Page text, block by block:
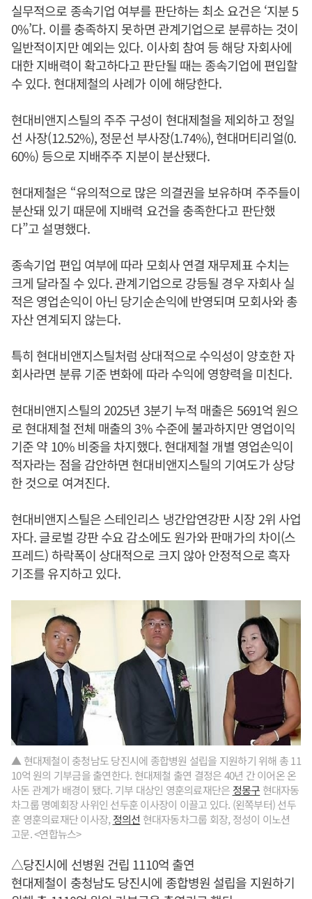
실무적으로 종속기업 여부를 판단하는 최소 요건은 ‘지분 5
0%’다. 이를 충족하지 못하면 관계기업으로 분류하는 것이
일반적이지만 예외는 있다. 이사회 참여 등 해당 자회사에
대한 지배력이 확고하다고 판단될 때는 종속기업에 편입할
수 있다. 현대제철의 사례가 이에 해당한다.
현대비앤지스틸의 주주 구성이 현대제철을 제외하고 정일
선 사장(12.52%), 정문선 부사장(1.74%), 현대머티리얼(0.
60%) 등으로 지배주주 지분이 분산됐다.
현대제철은 “유의적으로 많은 의결권을 보유하며 주주들이
분산돼 있기 때문에 지배력 요건을 충족한다고 판단했
다”고 설명했다.
종속기업 편입 여부에 따라 모회사 연결 재무제표 수치는
크게 달라질 수 있다. 관계기업으로 강등될 경우 자회사 실
적은 영업손익이 아닌 당기순손익에 반영되며 모회사와 총
자산 연계되지 않는다.
특히 현대비앤지스틸처럼 상대적으로 수익성이 양호한 자
회사라면 분류 기준 변화에 따라 수익에 영향력을 미친다.
현대비앤지스틸의 2025년 3분기 누적 매출은 5691억 원으
로 현대제철 전체 매출의 3% 수준에 불과하지만 영업이익
기준 약 10% 비중을 차지했다. 현대제철 개별 영업손익이
적자라는 점을 감안하면 현대비앤지스틸의 기여도가 상당
한 것으로 여겨진다.
현대비앤지스틸은 스테인리스 냉간압연강판 시장 2위 사업
자다. 글로벌 강판 수요 감소에도 원가와 판매가의 차이(스
프레드) 하락폭이 상대적으로 크지 않아 안정적으로 흑자
기조를 유지하고 있다.
▲ 현대제철이 충청남도 당진시에 종합병원 설립을 지원하기 위해 총 11
10억 원의 기부금을 출연한다. 현대제철 출연 결정은 40년 간 이어온 온
사돈 관계가 배경이 됐다. 기부 대상인 영훈의료재단은 정몽구 현대자동
차그룹 명예회장 사위인 선두훈 이사장이 이끌고 있다. (왼쪽부터) 선두
훈 영훈의료재단 이사장, 정의선 현대자동차그룹 회장, 정성이 이노션
고문. <연합뉴스>
△당진시에 선병원 건립 1110억 출연
현대제철이 충청남도 당진시에 종합병원 설립을 지원하기